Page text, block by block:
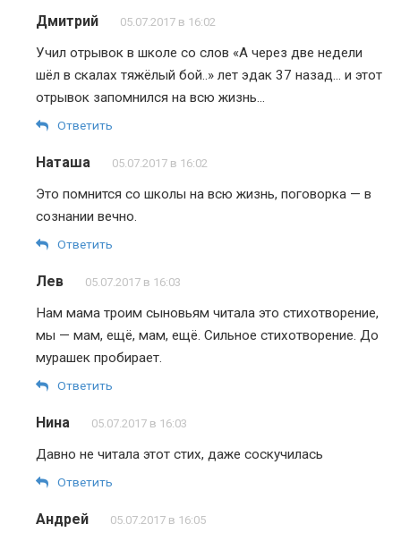
Дмитрий 05.07.2017 в 16:02
Учил отрывок в школе со слов «А через две недели
шёл в скалах тяжёлый бой..» лет эдак 37 назад… и этот
отрывок запомнился на всю жизнь…
Ответить
Наташа 05.07.2017 в 16:02
Это помнится со школы на всю жизнь, поговорка — в
сознании вечно.
Ответить
Лев 05.07.2017 в 16:03
Нам мама троим сыновьям читала это стихотворение,
мы — мам, ещё, мам, ещё. Сильное стихотворение. До
мурашек пробирает.
Ответить
Нина 05.07.2017 в 16:03
Давно не читала этот стих, даже соскучилась
Ответить
Андрей 05.07.2017 в 16:05